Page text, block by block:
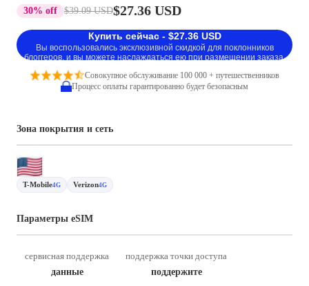
30% off $39.09 USD$27.36 USD
Купить сейчас - $27.36 USD
Вы воспользовались эксклюзивной скидкой для поклонников
блоггеров, и вы можете наслаждаться ею при размещении заказа.
Совокупное обслуживание 100 000 + путешественников
Процесс оплаты гарантированно будет безопасным
Зона покрытия и сеть
T-Mobile4G Verizon4G
Параметры eSIM
сервисная поддержка
данные
поддержка точки доступа
поддержите